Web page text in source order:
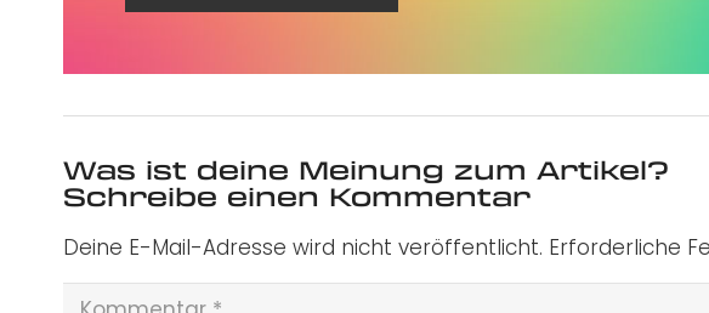
Was ist deine Meinung zum Artikel?
Schreibe einen Kommentar
Deine E-Mail-Adresse wird nicht veröffentlicht. Erforderliche